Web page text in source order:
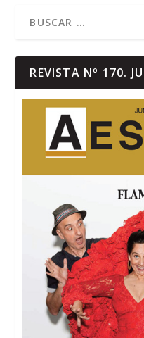
REVISTA Nº 170.